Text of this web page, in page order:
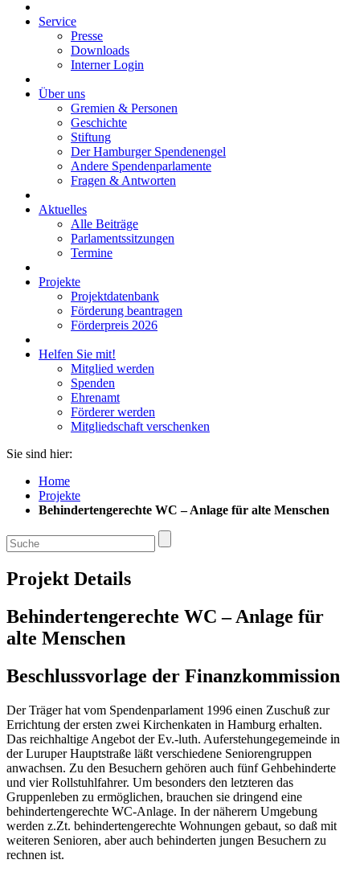
Service
Presse
Downloads
Interner Login
Über uns
Gremien & Personen
Geschichte
Stiftung
Der Hamburger Spendenengel
Andere Spendenparlamente
Fragen & Antworten
Aktuelles
Alle Beiträge
Parlamentssitzungen
Termine
Projekte
Projektdatenbank
Förderung beantragen
Förderpreis 2026
Helfen Sie mit!
Mitglied werden
Spenden
Ehrenamt
Förderer werden
Mitgliedschaft verschenken
Sie sind hier:
Home
Projekte
Behindertengerechte WC – Anlage für alte Menschen
Projekt Details
Behindertengerechte WC – Anlage für
alte Menschen
Beschlussvorlage der Finanzkommission
Der Träger hat vom Spendenparlament 1996 einen Zuschuß zur
Errichtung der ersten zwei Kirchenkaten in Hamburg erhalten.
Das reichhaltige Angebot der Ev.-luth. Auferstehungegemeinde in
der Luruper Hauptstraße läßt verschiedene Seniorengruppen
anwachsen. Zu den Besuchern gehören auch fünf Gehbehinderte
und vier Rollstuhlfahrer. Um besonders den letzteren das
Gruppenleben zu ermöglichen, brauchen sie dringend eine
behindertengerechte WC-Anlage. In der näherern Umgebung
werden z.Zt. behindertengerechte Wohnungen gebaut, so daß mit
weiteren Senioren, aber auch behinderten jungen Besuchern zu
rechnen ist.